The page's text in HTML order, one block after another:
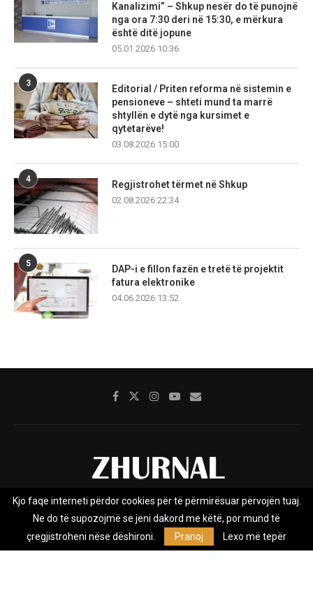
Kanalizimi” – Shkup nesër do të punojnë
nga ora 7:30 deri në 15:30, e mërkura
është ditë jopune
05.01.2026 10:36
3
Editorial / Priten reforma në sistemin e
pensioneve – shteti mund ta marrë
shtyllën e dytë nga kursimet e
qytetarëve!
03.08.2026 15:00
4
Regjistrohet tërmet në Shkup
02.08.2026 22:34
5
DAP-i e fillon fazën e tretë të projektit
fatura elektronike
04.06.2026 13:52
Rreth nesh Impresumi Marketing
Privacy Policy
Zhurnal.mk është Agjenci e Lajmeve e pavarur, e themeluar në vitin
Kjo faqe interneti përdor cookies për të përmirësuar përvojën tuaj.
Ne do të supozojmë se jeni dakord me këtë, por mund të
çregjistroheni nëse dëshironi.
Pranoj Lexo më tepër